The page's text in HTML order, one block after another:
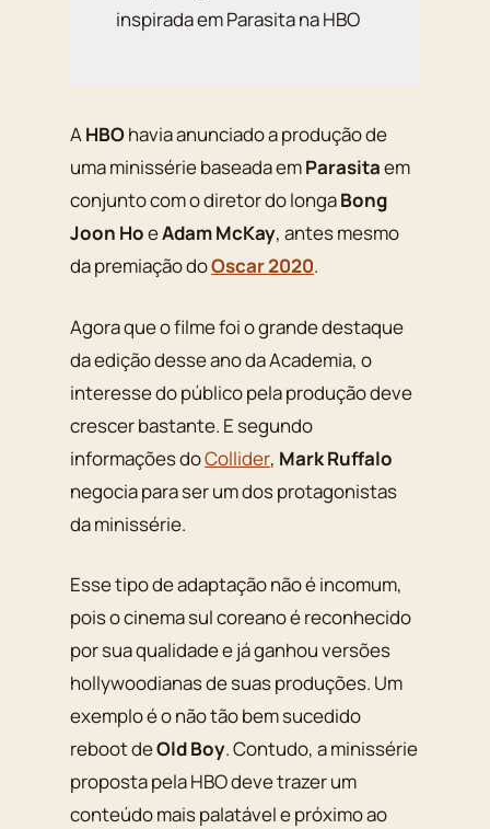
inspirada em Parasita na HBO
AHBOhavia anunciado a produção de
uma minissérie baseada emParasitaem
conjunto com o diretor do longaBong
Joon HoeAdam McKay, antes mesmo
da premiação doOscar 2020.
Agora que o filme foi o grande destaque
da edição desse ano da Academia, o
interesse do público pela produção deve
crescer bastante. E segundo
informações doCollider, Mark Ruffalo
negocia para ser um dos protagonistas
da minissérie.
Esse tipo de adaptação não é incomum,
pois o cinema sul coreano é reconhecido
por sua qualidade e já ganhou versões
hollywoodianas de suas produções. Um
exemplo é o não tão bem sucedido
rebootdeOld Boy. Contudo, a minissérie
proposta pela HBO deve trazer um
conteúdo mais palatável e próximo ao